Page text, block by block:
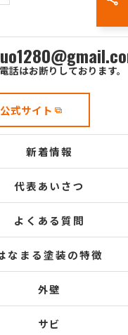
はお断りしております。
公式サイト
新着情報
代表あいさつ
よくある質問
なまる塗装の特徴
外壁
サビ